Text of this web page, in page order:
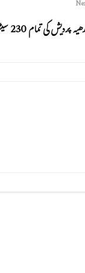
پردیش کی تمام 230 سیٹوں پر ووٹنگ کا عمل جاری